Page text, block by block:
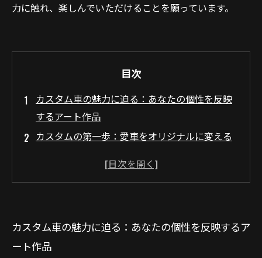
力に触れ、楽しんでいただけることを願っています。
目次
カスタム車の魅力に迫る：あなたの個性を反映
するアート作品
カスタムの第一歩：愛車をオリジナルに変える
部品選びの楽しさ：どんなパーツがあなたの車
ュニティの魅力
クリエイティブな冒険を終えて：満足のいくカ
カスタム車の魅力に迫る：あなたの個性を反映するア
ート作品